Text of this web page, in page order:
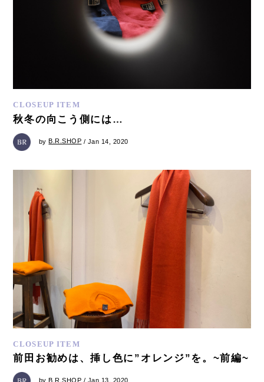
CLOSEUP ITEM
秋冬の向こう側には…
by B.R.SHOP / Jan 14, 2020
CLOSEUP ITEM
前田お勧めは、挿し色に”オレンジ”を。~前編~
byB.R.SHOP / Jan 13, 2020